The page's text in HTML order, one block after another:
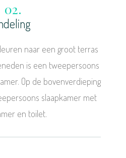
02.
naar een groot terras
is een tweepersoons
Op de bovenverdieping
slaapkamer met
en toilet.